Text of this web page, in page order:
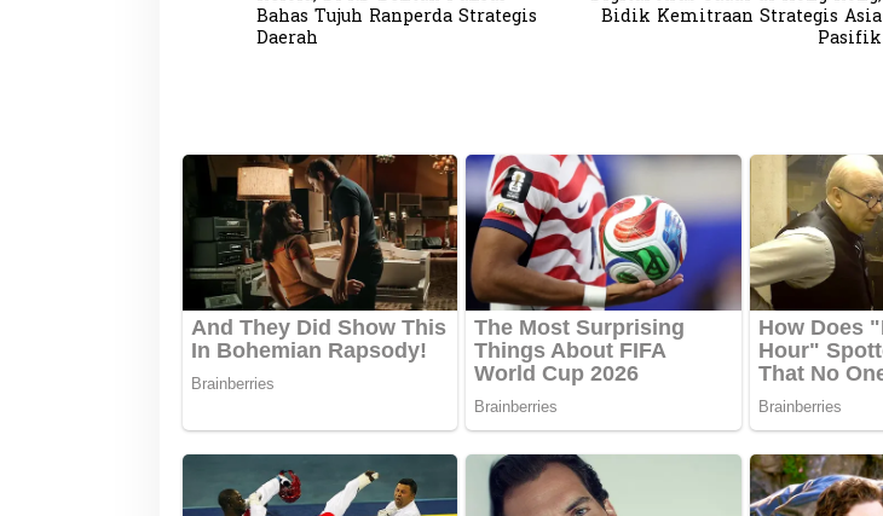
v
s
i
p
o
s
Bahas Tujuh Ranperda Strategis
Daerah
Bidik Kemitraan Strategis Asia
Pasifik